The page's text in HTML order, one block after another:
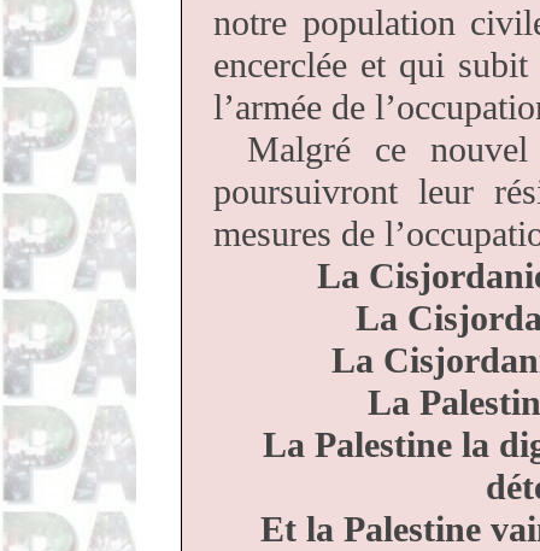
notre population
encerclée et qui subit
l’armée de
Malgré ce nouvel
poursuivront leur
mesures de
La
La
La
La
La Palestine la
Et la Palestine